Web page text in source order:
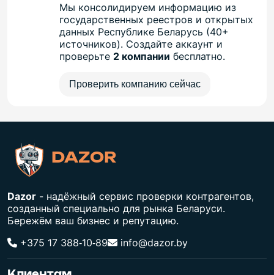
Мы консолидируем информацию из
государственных реестров и открытых
данных Республике Беларусь (40+
источников). Создайте аккаунт и
проверьте2 компании бесплатно.
Проверить компанию сейчас
DAZOR
Dazor - надёжный сервис проверки контрагентов,
созданный специально для рынка Беларуси.
Бережём ваш бизнес и репутацию.
+375 17 388‑10‑89
info@dazor.by